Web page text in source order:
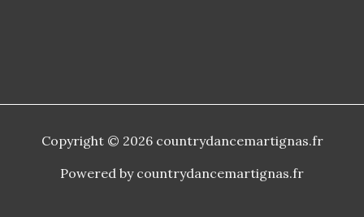
Copyright © 2026 countrydancemartignas.fr
Powered by countrydancemartignas.fr